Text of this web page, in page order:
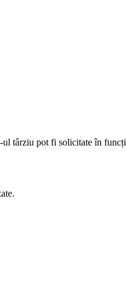
târziu pot fi solicitate în